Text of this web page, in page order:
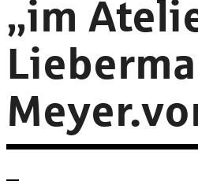
„im